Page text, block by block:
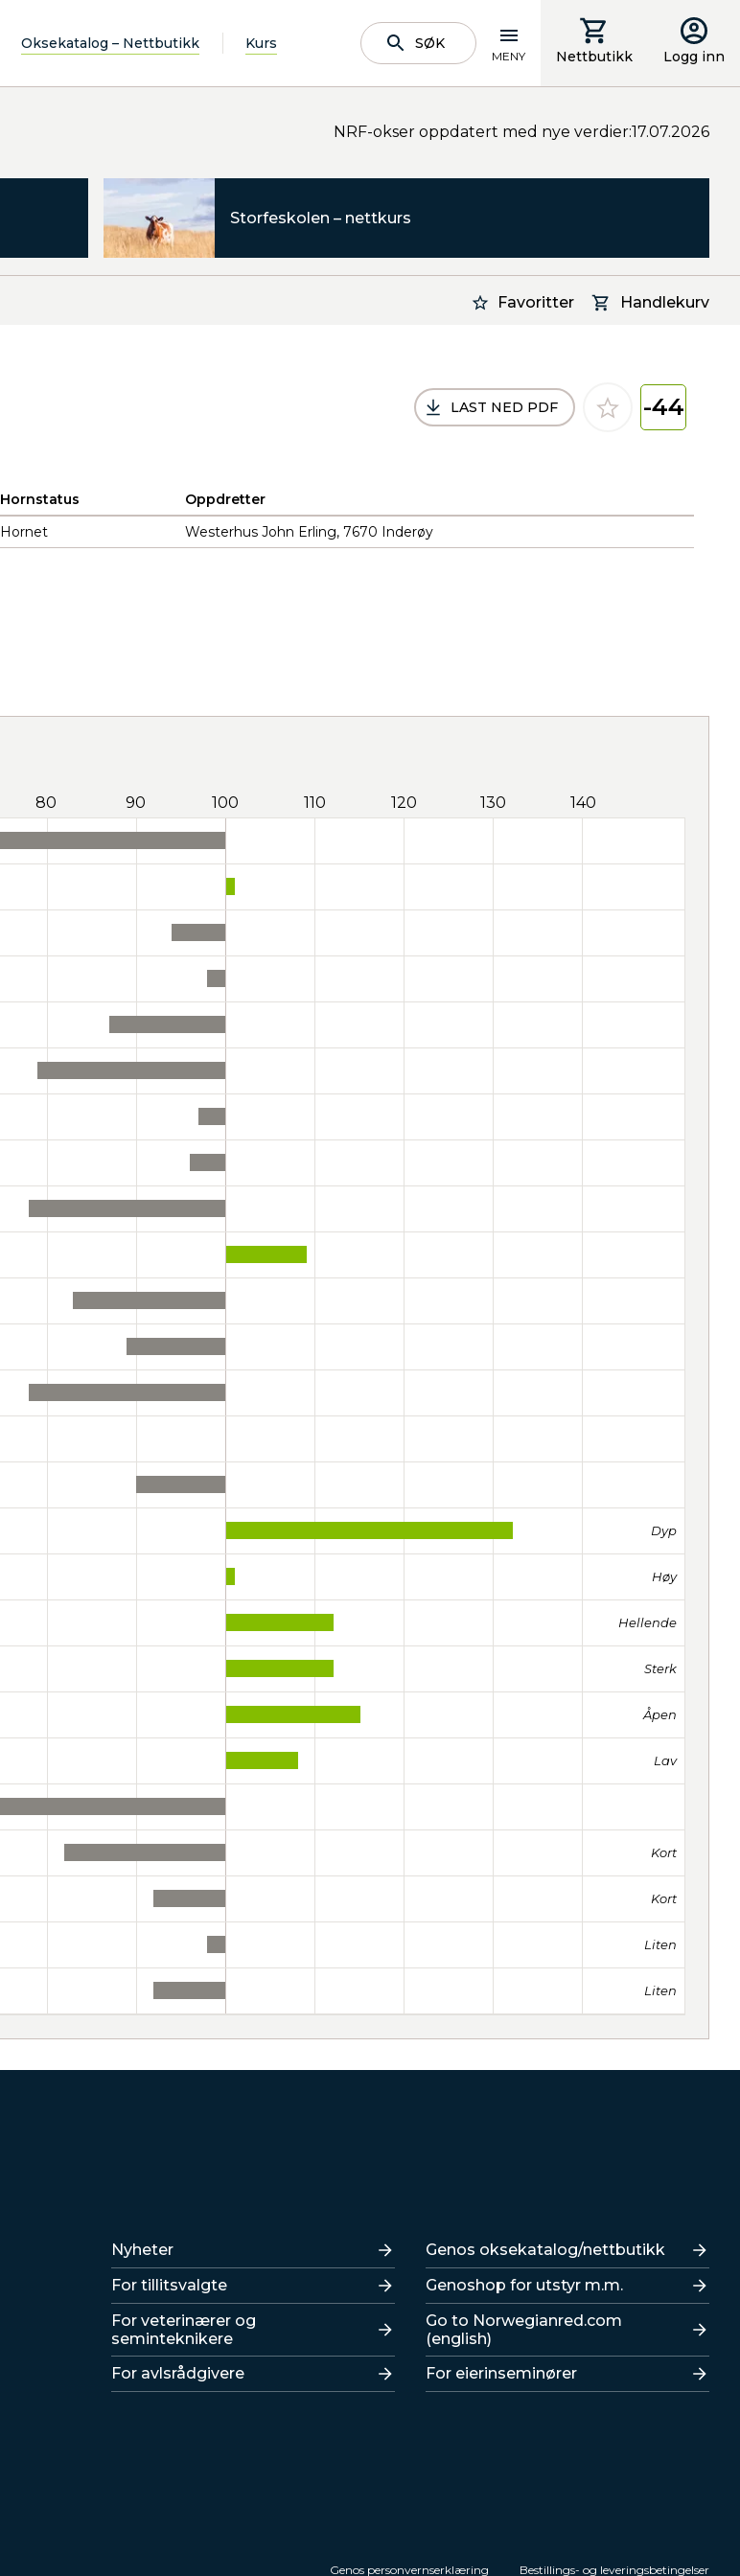
Oksekatalog – Nettbutikk Kurs SØK
MENY Nettbutikk Logg inn
NRF-okser oppdatert med nye verdier:17.07.2026
Storfeskolen – nettkurs
Favoritter Handlekurv
LAST NED PDF -44
Hornstatus
Oppdretter
Hornet Westerhus John Erling, 7670 Inderøy
80 90 100 110 120 130 140
Dyp
Høy
Hellende
Sterk
Åpen
Lav
Kort
Kort
Liten
Liten
Lenker
Nyheter
For tillitsvalgte
For veterinærer og
seminteknikere
For avlsrådgivere
Lenker
Genos oksekatalog/nettbutikk
Genoshop for utstyr m.m.
Go to Norwegianred.com
(english)
For eierinseminører
Genos personvernserklæring Bestillings- og leveringsbetingelser